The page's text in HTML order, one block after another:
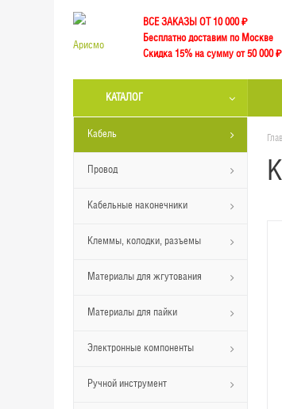
ВСЕ ЗАКАЗЫ ОТ 10 000₽
Бесплатно доставим по Москве
Скидка 15% на сумму от 50 000 ₽
КАТАЛОГ
Кабель
Провод
Кабельные наконечники
Клеммы, колодки, разъемы
Материалы для жгутования
Материалы для пайки
Электронные компоненты
Ручной инструмент